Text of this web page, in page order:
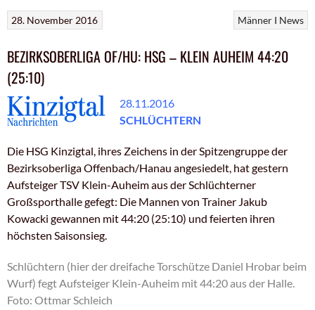
Männer I News
28. November 2016
BEZIRKSOBERLIGA OF/HU: HSG – KLEIN AUHEIM 44:20
(25:10)
28.11.2016
SCHLÜCHTERN
Die HSG Kinzigtal, ihres Zeichens in der Spitzengruppe der
Bezirksoberliga Offenbach/Hanau angesiedelt, hat gestern
Aufsteiger TSV Klein-Auheim aus der Schlüchterner
Großsporthalle gefegt: Die Mannen von Trainer Jakub
Kowacki gewannen mit 44:20 (25:10) und feierten ihren
höchsten Saisonsieg.
Schlüchtern (hier der dreifache Torschütze Daniel Hrobar beim
Wurf) fegt Aufsteiger Klein-Auheim mit 44:20 aus der Halle.
Foto: Ottmar Schleich